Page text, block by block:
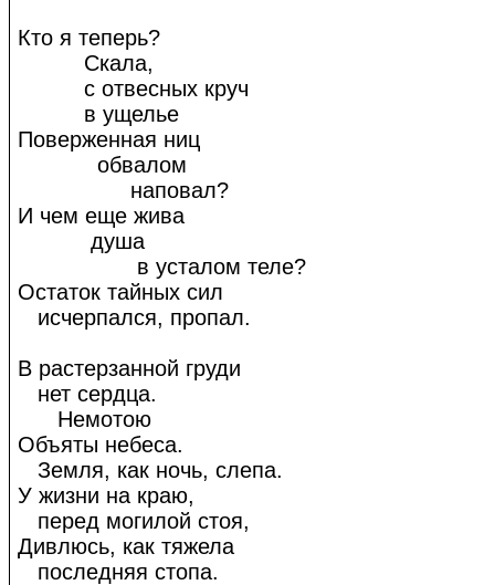
Кто я теперь?
Скала,
с отвесных круч
в ущелье
Поверженная ниц
обвалом
наповал?
И чем еще жива
душа
в усталом теле?
Остаток тайных сил
исчерпался, пропал.
В растерзанной груди
нет сердца.
Немотою
Объяты небеса.
Земля, как ночь, слепа.
У жизни на краю,
перед могилой стоя,
Дивлюсь, как тяжела
последняя стопа.